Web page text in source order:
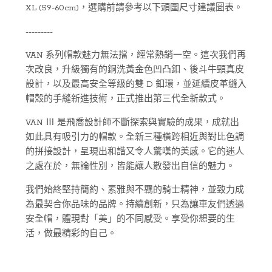
XL (59-60cm)，選購前請參考以下頭圍尺寸建議圖表。
---------
VAN 系列帽款魅力無法擋，經常熱銷一空。這次我們再
次改良，升級獨有的銅洗黃金色凹凸釦、後斗牛頸真皮
設計，以及最高安全等級的雙 D 釦環，並延續皮革縫入
帽殼的手縫新進技術，正式推出第三代全新款式。
VAN Ⅲ 是飛喬設計師不斷探索與實驗的成果，成就出
如此具有吸引力的帽款。全新三種橫跨相近與對比色調
的拼接設計，呈現出和諧又令人驚嘆的美感。它的迷人
之處在於，無論性別，皆能讓人散發出自信的魅力。
我們始終堅持簡約、素雅與不羈的騎士精神，並致力成
為最契合你品味的品牌。持續創新，只為讓車友們透過
安全帽，體現對「美」的不同感受。享受你想要的生
活，做最精彩的自己。